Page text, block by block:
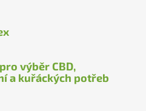
výběr CBD,
a kuřáckých potřeb